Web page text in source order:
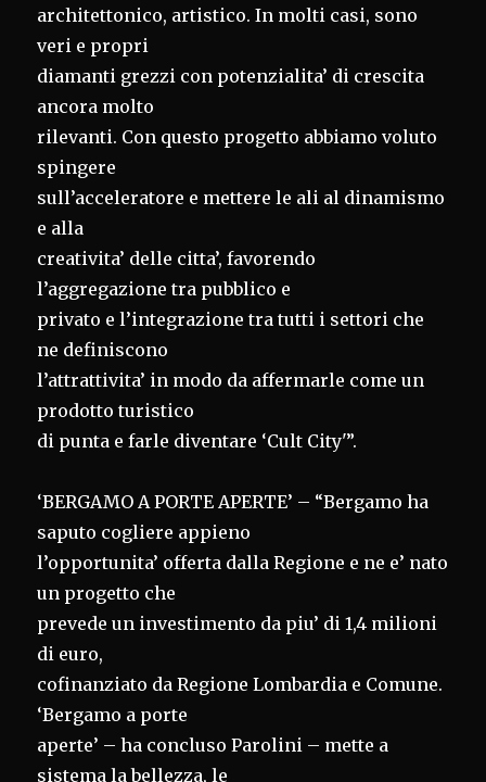
architettonico, artistico. In molti casi, sono
veri e propri
diamanti grezzi con potenzialita’ di crescita
ancora molto
rilevanti. Con questo progetto abbiamo voluto
spingere
sull’acceleratore e mettere le ali al dinamismo
e alla
creativita’ delle citta’, favorendo
l’aggregazione tra pubblico e
privato e l’integrazione tra tutti i settori che
ne definiscono
l’attrattivita’ in modo da affermarle come un
prodotto turistico
di punta e farle diventare ‘Cult City'”.
‘BERGAMO A PORTE APERTE’ – “Bergamo ha
saputo cogliere appieno
l’opportunita’ offerta dalla Regione e ne e’ nato
un progetto che
prevede un investimento da piu’ di 1,4 milioni
di euro,
cofinanziato da Regione Lombardia e Comune.
‘Bergamo a porte
aperte’ – ha concluso Parolini – mette a
sistema la bellezza, le